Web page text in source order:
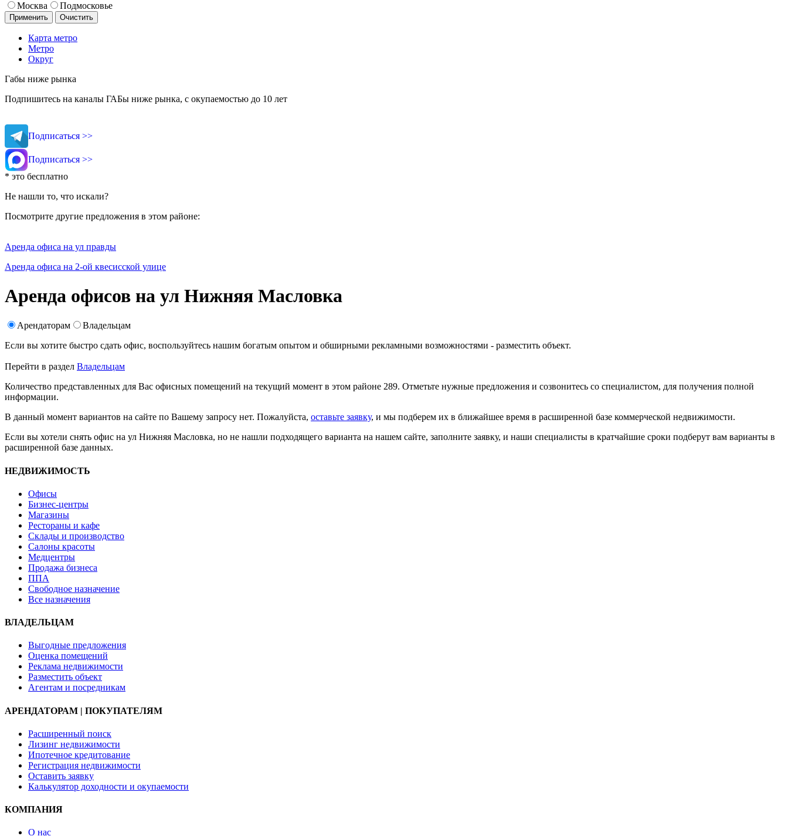
Москва
Подмосковье
Применить Очистить
Карта метро
Метро
Округ
Габы ниже рынка
Подпишитесь на каналы ГАБы ниже рынка, с окупаемостью до 10 лет
Подписаться >>
Подписаться >>
* это бесплатно
Не нашли то, что искали?
Посмотрите другие предложения в этом районе:
Аренда офиса на ул правды
Аренда офиса на 2-ой квесисской улице
Аренда офисов на ул Нижняя Масловка
Арендаторам
Владельцам
Если вы хотите быстро сдать офис, воспользуйтесь нашим богатым опытом и обширными рекламными возможностями - разместить объект.
Перейти в раздел Владельцам
Количество представленных для Вас офисных помещений на текущий момент в этом районе 289. Отметьте нужные предложения и созвонитесь со специалистом, для получения полной
информации.
В данный момент вариантов на сайте по Вашему запросу нет. Пожалуйста, оставьте заявку, и мы подберем их в ближайшее время в расширенной базе коммерческой недвижимости.
Если вы хотели снять офис на ул Нижняя Масловка, но не нашли подходящего варианта на нашем сайте, заполните заявку, и наши специалисты в кратчайшие сроки подберут вам варианты в
расширенной базе данных.
НЕДВИЖИМОСТЬ
Офисы
Бизнес-центры
Магазины
Рестораны и кафе
Склады и производство
Салоны красоты
Медцентры
Продажа бизнеса
ППА
Свободное назначение
Все назначения
ВЛАДЕЛЬЦАМ
Выгодные предложения
Оценка помещений
Реклама недвижимости
Разместить объект
Агентам и посредникам
АРЕНДАТОРАМ | ПОКУПАТЕЛЯМ
Расширенный поиск
Лизинг недвижимости
Ипотечное кредитование
Регистрация недвижимости
Оставить заявку
Калькулятор доходности и окупаемости
КОМПАНИЯ
О нас